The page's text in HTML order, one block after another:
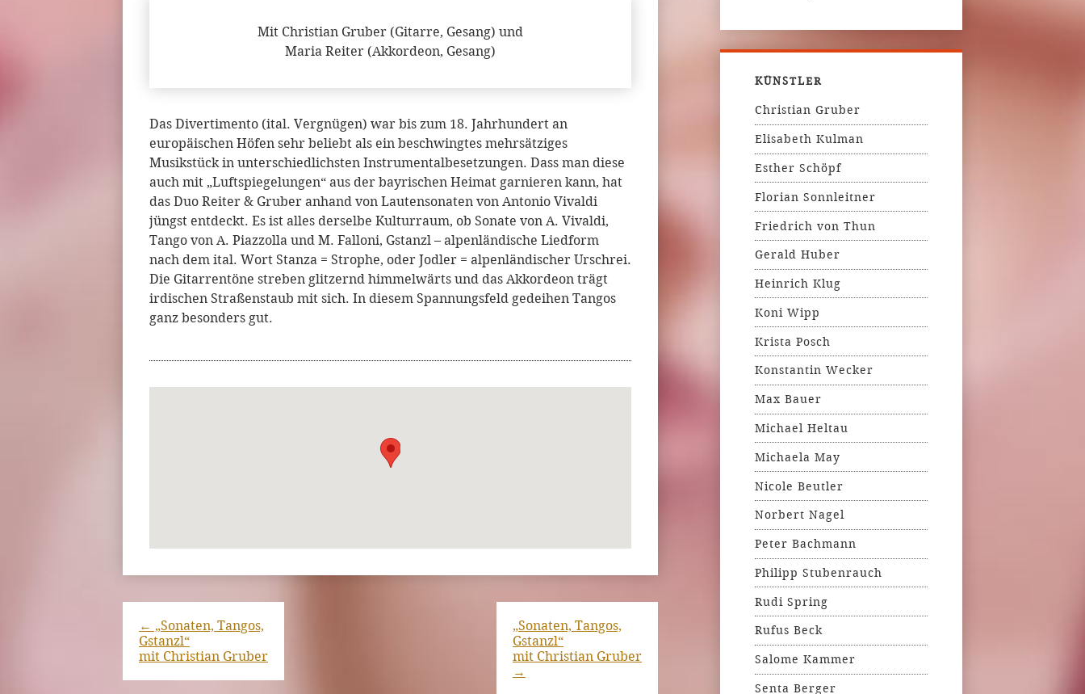
Mit Christian Gruber (Gitarre, Gesang) und
Maria Reiter (Akkordeon, Gesang)
Das Divertimento (ital. Vergnügen) war bis zum 18. Jahrhundert an
europäischen Höfen sehr beliebt als ein beschwingtes mehrsätziges
Musikstück in unterschiedlichsten Instrumentalbesetzungen. Dass man diese
auch mit „Luftspiegelungen“ aus der bayrischen Heimat garnieren kann, hat
das Duo Reiter & Gruber anhand von Lautensonaten von Antonio Vivaldi
jüngst entdeckt. Es ist alles derselbe Kulturraum, ob Sonate von A. Vivaldi,
Tango von A. Piazzolla und M. Falloni, Gstanzl – alpenländische Liedform
nach dem ital. Wort Stanza = Strophe, oder Jodler = alpenländischer Urschrei.
Die Gitarrentöne streben glitzernd himmelwärts und das Akkordeon trägt
irdischen Straßenstaub mit sich. In diesem Spannungsfeld gedeihen Tangos
ganz besonders gut.
← „Sonaten, Tangos,
Gstanzl“
mit Christian Gruber
„Sonaten, Tangos,
Gstanzl“
mit Christian Gruber
→
KÜNSTLER
Christian Gruber
Elisabeth Kulman
Esther Schöpf
Florian Sonnleitner
Friedrich von Thun
Gerald Huber
Heinrich Klug
Koni Wipp
Krista Posch
Konstantin Wecker
Max Bauer
Michael Heltau
Michaela May
Nicole Beutler
Norbert Nagel
Peter Bachmann
Philipp Stubenrauch
Rudi Spring
Rufus Beck
Salome Kammer
Senta Berger